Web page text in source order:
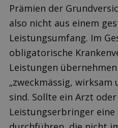
Prämien der
also nicht aus einem
Leistungsumfang. Im
obligatorische
Leistungen
„zweckmässig,
sind. Sollte ein Arzt
Leistungserbringer eine